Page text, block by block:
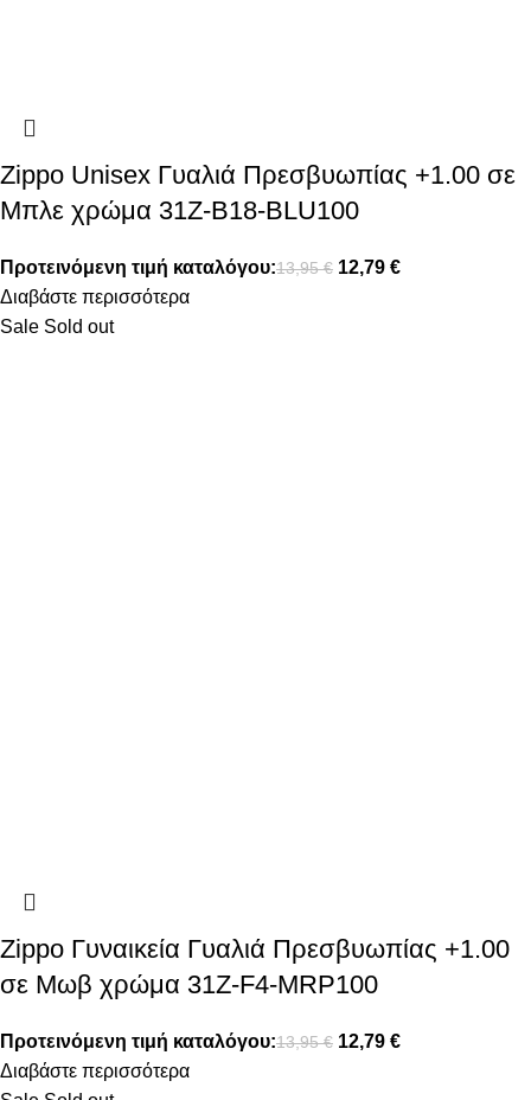
Zippo Unisex Γυαλιά Πρεσβυωπίας +1.00 σε
Μπλε χρώμα 31Z-B18-BLU100
Προτεινόμενη τιμή καταλόγου:13,95€ 12,79 €
Διαβάστε περισσότερα
Sale Sold out
Zippo Γυναικεία Γυαλιά Πρεσβυωπίας +1.00
σε Μωβ χρώμα 31Z-F4-MRP100
Προτεινόμενη τιμή καταλόγου:13,95€ 12,79 €
Διαβάστε περισσότερα